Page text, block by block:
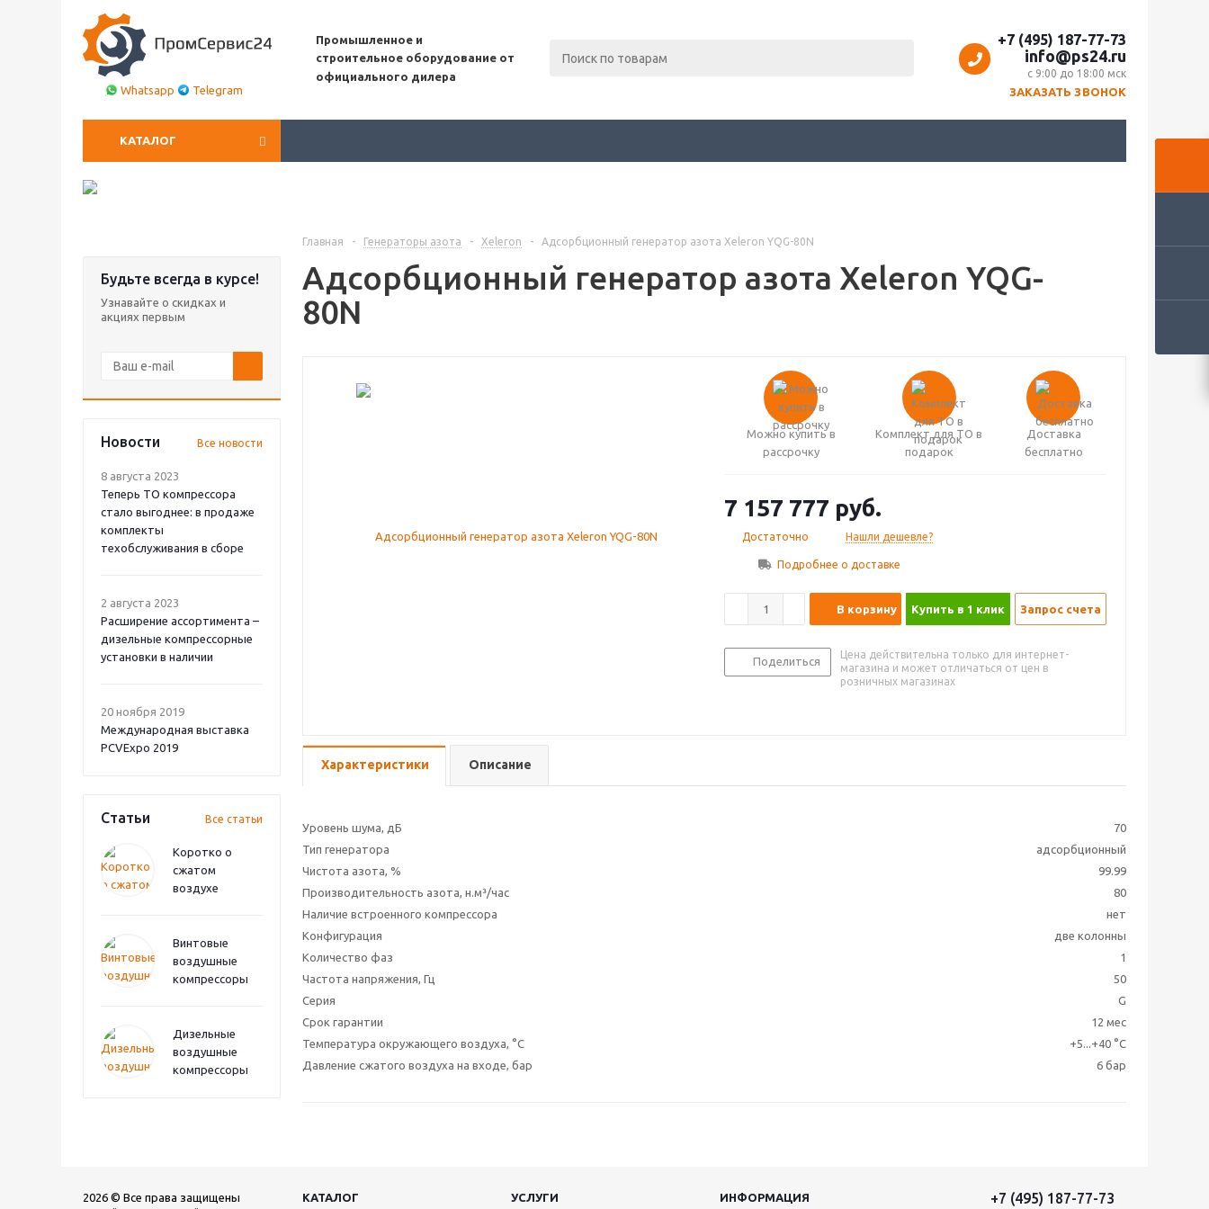
Whatsapp Telegram
Промышленное и
строительное оборудование от
официального дилера
+7 (495) 187-77-73
info@ps24.ru
с 9:00 до 18:00 мск
ЗАКАЗАТЬ ЗВОНОК
КАТАЛОГ
Будьте всегда в курсе!
Узнавайте о скидках и
акциях первым
Новости Все новости
8 августа 2023
Теперь ТО компрессора
стало выгоднее: в продаже
комплекты
техобслуживания в сборе
2 августа 2023
Расширение ассортимента –
дизельные компрессорные
установки в наличии
20 ноября 2019
Международная выставка
PCVExpo 2019
Статьи Все статьи
Коротко о
сжатом
воздухе
Винтовые
воздушные
компрессоры
Дизельные
воздушные
компрессоры
Главная - Генераторы азота - Xeleron - Адсорбционный генератор азота Xeleron YQG-80N
Адсорбционный генератор азота Xeleron YQG-
80N
Можно купить в
рассрочку
Комплект для ТО в
подарок
Доставка
бесплатно
7 157 777 руб.
Достаточно Нашли дешевле?
Подробнее о доставке
В корзину Купить в 1 клик Запрос счета
Поделиться
Цена действительна только для интернет-
магазина и может отличаться от цен в
розничных магазинах
Характеристики Описание
Уровень шума, дБ
70
Тип генератора
адсорбционный
Чистота азота, %
99.99
Производительность азота, н.м³/час
80
Наличие встроенного компрессора
нет
Конфигурация
две колонны
Количество фаз
1
Частота напряжения, Гц
50
Серия
G
Срок гарантии
12 мес
Температура окружающего воздуха, °C
+5...+40 °C
Давление сжатого воздуха на входе, бар
6 бар
2026 © Все права защищены КАТАЛОГ УСЛУГИ ИНФОРМАЦИЯ +7 (495) 187-77-73